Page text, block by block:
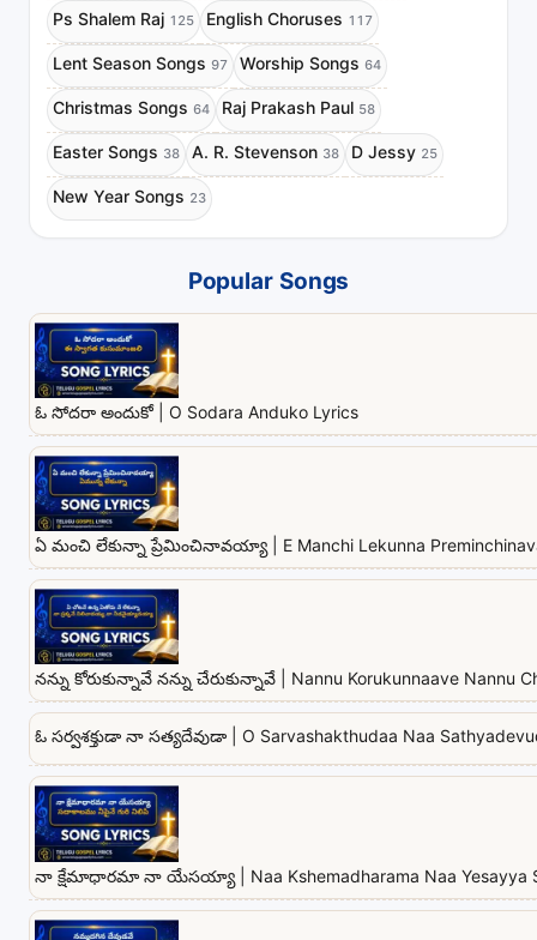
Ps Shalem Raj 125 English Choruses 117
Lent Season Songs 97 Worship Songs 64
Christmas Songs 64 Raj Prakash Paul 58
Easter Songs 38 A. R. Stevenson 38 D Jessy 25
New Year Songs 23
Popular Songs
ఓ సోదరా అందుకో | O Sodara Anduko Lyrics
ఏ మంచి లేకున్నా ప్రేమించినావయ్యా | E Manchi Lekunna
నన్ను కోరుకున్నావే నన్ను చేరుకున్నావే | Nannu Korukunnaave Nannu
ఓ సర్వశక్తుడా నా సత్యదేవుడా | O Sarvashakthudaa Naa
నా క్షేమాధారమా నా యేసయ్యా | Naa Kshemadharama Naa Yesayya